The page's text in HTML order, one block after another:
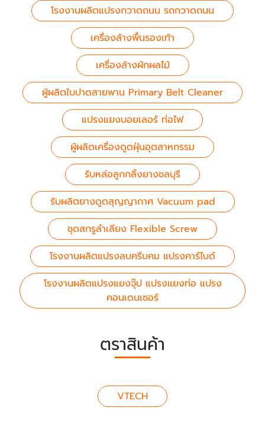
โรงงานผลิตแปรงกวาดถนน รถกวาดถนน
เครื่องล้างพื้นรองเท้า
เครื่องล้างผักผลไม้
ผู้ผลิตใบปาดสายพาน Primary Belt Cleaner
แปรงแยงบอยเลอร์ ท่อไฟ
ผู้ผลิตเครื่องดูดฝุ่นอุตสาหกรรม
รับหล่อลูกกลิ้งยางชลบุรี
รับผลิตยางดูดสุญญากาศ Vacuum pad
ชุดสกรูลำเลียง Flexible Screw
โรงงานผลิตแปรงลบครีบคม แปรงคาร์ไบด์
โรงงานผลิตแปรงแยงจุ๊ป แปรงแยงท่อ แปรง
คอนเดนเซอร์
ตราสินค้า
VTECH